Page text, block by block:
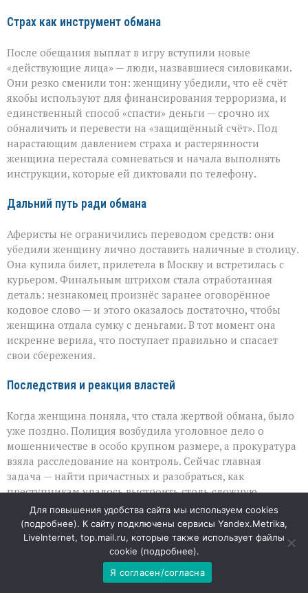
Страх как инструмент обмана
После обещания выплат в игру вступили новые
«действующие лица» — люди, назвавшиеся силовиками.
Они резко сменили тон: женщину убедили, что её счёт
якобы используют для финансирования терроризма, и
единственный способ «спасти» деньги — срочно их
обналичить и перевести на «защищённый счёт». Под
нарастающим давлением страха и растерянности
женщина перестала сомневаться и начала выполнять
инструкции, которые ей диктовали по телефону.
Дальний путь ради обмана
Аферисты не ограничились переводом средств: они
убедили женщину лично доставить наличные в столицу.
Она купила билет, прилетела в Москву и встретилась с
курьером. Финальным штрихом стала отработанная
деталь: незнакомец произнёс заранее оговорённое
кодовое слово — и этого оказалось достаточно, чтобы
женщина отдала сумку с деньгами. В тот момент она
искренне верила, что поступает правильно и спасает
свои сбережения.
Последствия и реакция властей
Когда женщина поняла, что стала жертвой обмана, было
уже поздно. Полиция возбудила уголовное дело о
мошенничестве в особо крупном размере, а прокуратура
взяла расследование на контроль. Сейчас главная
задача — найти причастных и разобраться, как
преступникам удалось выстроить столь сложную
цепочку манипуляций. Но не менее важно, что эта
история вновь напоминает: мошенники специально
выбирают темы, которые вызывают сильные эмоции — от
радости до паники, — и используют их, чтобы лишить
человека способности критически оценивать
Для повышения удобства сайта мы используем cookies
(подробнее). К сайту подключены сервисы Yandex.Metrika,
LiveInternet, top.mail.ru, которые также использует файлы
cookie (подробнее).
Я согласен/согласна